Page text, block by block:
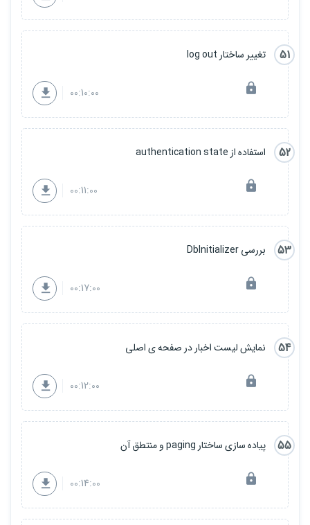
51 تغییر ساختار log out
00:10:00
52 استفاده از authentication state
00:11:00
53 بررسی DbInitializer
00:17:00
54 نمایش لیست اخبار در صفحه ی اصلی
00:12:00
55 پیاده سازی ساختار paging و منتطق آن
00:14:00